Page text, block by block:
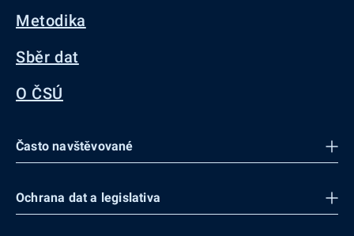
Metodika
Sběr dat
O ČSÚ
Často navštěvované
Ochrana dat a legislativa